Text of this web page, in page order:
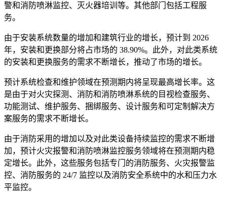
警和消防喷淋监控、灭火器培训等。其他部门包括工程服
务。
由于安装系统数量的增加和建筑行业的增长，预计到 2026
年，安装和更换部分将占市场的 38.90%。此外，对此类系统
的安装和更换服务的需求不断增长，推动了市场的增长。
预计系统检查和维护领域在预测期内将呈现最高增长率。这
是由于对火灾探测、消防和消防喷淋系统的目视检查服务、
功能测试、维护服务、捆绑服务、设计服务和可定制解决方
案服务的需求不断增长。
由于消防采用的增加以及对此类设备持续监控的需求不断增
加，预计火灾报警和消防喷淋监控服务领域将在预测期内稳
定增长。此外，这些服务包括专门的消防服务、火灾报警监
控、消防服务的 24/7 监控以及消防安全系统中的水和压力水
平监控。